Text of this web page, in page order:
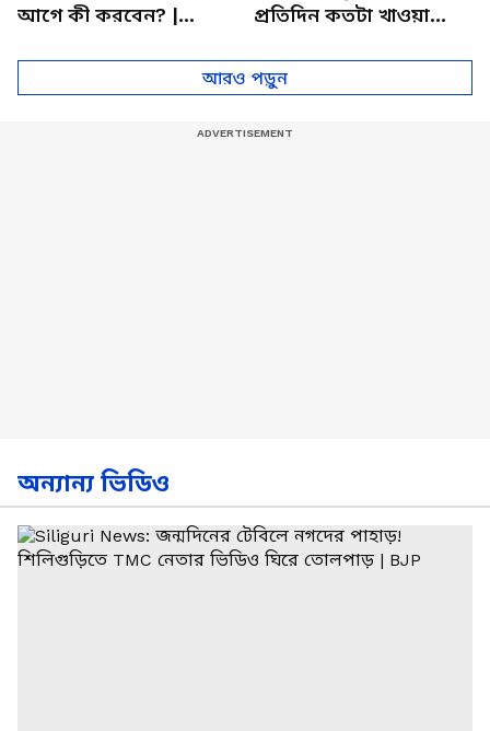
আগে কী করবেন? |
প্রতিদিন কতটা খাওয়া
Health Tips
আরও পড়ুন
অন্যান্য ভিডিও